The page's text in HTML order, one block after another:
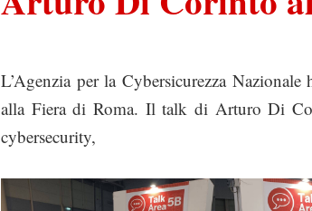
L’Agenzia per la Cybersicurezza
alla Fiera di Roma. Il talk di Arturo Di
cybersecurity,